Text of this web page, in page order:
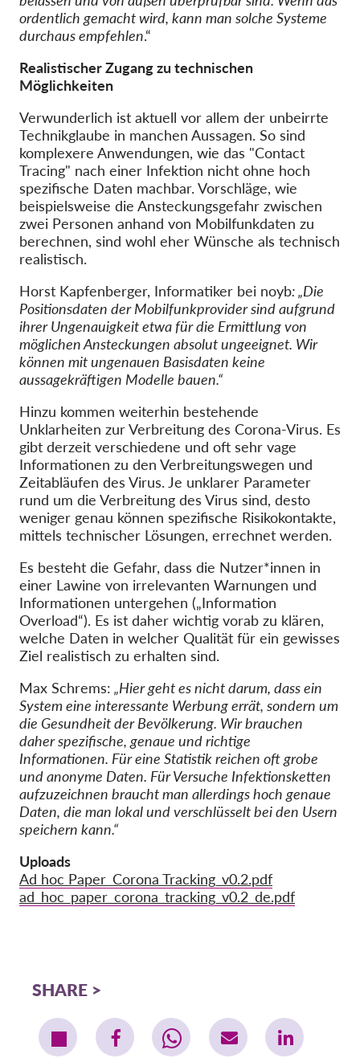
ordentlich gemacht wird, kann man solche Systeme
durchaus empfehlen.“
Realistischer Zugang zu technischen
Möglichkeiten
Verwunderlich ist aktuell vor allem der unbeirrte
Technikglaube in manchen Aussagen. So sind
komplexere Anwendungen, wie das "Contact
Tracing" nach einer Infektion nicht ohne hoch
spezifische Daten machbar. Vorschläge, wie
beispielsweise die Ansteckungsgefahr zwischen
zwei Personen anhand von Mobilfunkdaten zu
berechnen, sind wohl eher Wünsche als technisch
realistisch.
Horst Kapfenberger, Informatiker bei noyb: „Die
Positionsdaten der Mobilfunkprovider sind aufgrund
ihrer Ungenauigkeit etwa für die Ermittlung von
möglichen Ansteckungen absolut ungeeignet. Wir
können mit ungenauen Basisdaten keine
aussagekräftigen Modelle bauen.“
Hinzu kommen weiterhin bestehende
Unklarheiten zur Verbreitung des Corona-Virus. Es
gibt derzeit verschiedene und oft sehr vage
Informationen zu den Verbreitungswegen und
Zeitabläufen des Virus. Je unklarer Parameter
rund um die Verbreitung des Virus sind, desto
weniger genau können spezifische Risikokontakte,
mittels technischer Lösungen, errechnet werden.
Es besteht die Gefahr, dass die Nutzer*innen in
einer Lawine von irrelevanten Warnungen und
Informationen untergehen („Information
Overload“). Es ist daher wichtig vorab zu klären,
welche Daten in welcher Qualität für ein gewisses
Ziel realistisch zu erhalten sind.
Max Schrems: „Hier geht es nicht darum, dass ein
System eine interessante Werbung errät, sondern um
die Gesundheit der Bevölkerung. Wir brauchen
daher spezifische, genaue und richtige
Informationen. Für eine Statistik reichen oft grobe
und anonyme Daten. Für Versuche Infektionsketten
aufzuzeichnen braucht man allerdings hoch genaue
Daten, die man lokal und verschlüsselt bei den Usern
speichern kann.“
Uploads
Ad hoc Paper_Corona Tracking_v0.2.pdf
ad_hoc_paper_corona_tracking_v0.2_de.pdf
SHARE